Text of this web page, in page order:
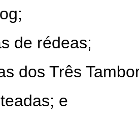
de rédeas;
dos Três
e